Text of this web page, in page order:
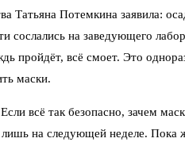
Татьяна Потемкина заявила:
сослались на заведующего
пройдёт, всё смоет. Это
маски.
всё так безопасно, зачем
лишь на следующей неделе. Пока